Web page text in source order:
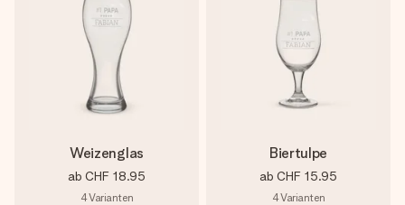
Weizenglas
ab CHF 18.95
4Varianten
Biertulpe
ab CHF 15.95
4Varianten